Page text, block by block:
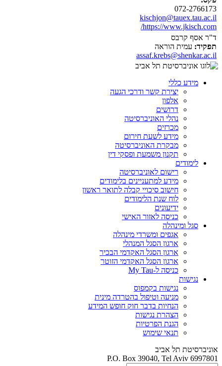
072-2766173
kischjon@tauex.tau.ac.il
https://www.jkisch.com/
ד"ר אסף קרבס
תפקיד: עמית הוראה
assaf.krebs@shenkar.ac.il
מידע כללי
יצירת קשר ודרכי הגעה
אלפון
דרושים
נהלי האוניברסיטה
מכרזים
מידע לשעת חירום
מבקרת האוניברסיטה
תקנון משמעת ופסקי דין
לימודים
רישום לאוניברסיטה
מידע למתעניינים בלימודים
חישוב סיכויי קבלה לתואר ראשון
לוח שנת הלימודים
ידיעונים
כניסה לאזור האישי
סגל ומינהלה
אגפים ומשרדי מינהלה
ארגון הסגל המנהלי
ארגון הסגל האקדמי הבכיר
ארגון הסגל האקדמי הזוטר
כניסה ל-My Tau
נגישות
נגישות בקמפוס
מניעה וטיפול בהטרדה מינית
הנחיות בדבר חוק חופש המידע
הצהרת נגישות
הגנת הפרטיות
תנאי שימוש
אוניברסיטת תל אביב
P.O. Box 39040, Tel Aviv 6997801